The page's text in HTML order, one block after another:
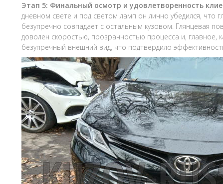
Этап 5: Финальный осмотр и удовлетворенность
дневном свете и под светом ламп он лично убедился, что
безупречно совпадает с остальным кузовом. Глянцевая
доволен скоростью, прозрачностью процесса и,
безупречный внешний вид, что подтвердило